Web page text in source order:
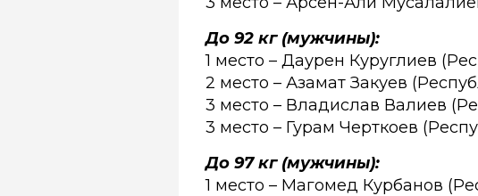
До 92 кг (мужчины):
1 место – Даурен Куруглиев
2 место – Азамат Закуев
3 место – Владислав Валиев
3 место – Гурам Черткоев
До 97 кг (мужчины):
1 место – Магомед Курбанов